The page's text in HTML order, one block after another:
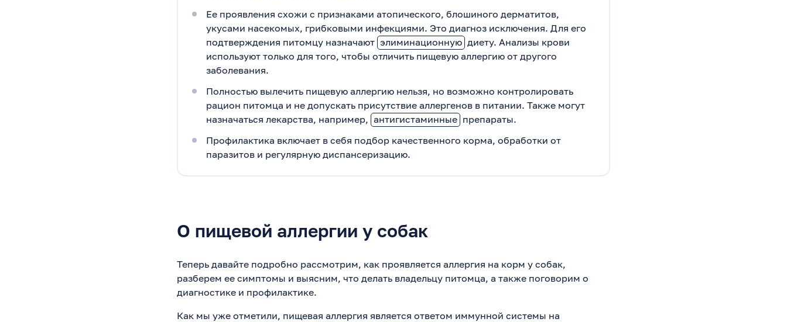
Ее проявления схожи с признаками атопического, блошиного дерматитов,
укусами насекомых, грибковыми инфекциями. Это диагноз исключения. Для его
подтверждения питомцу назначают элиминационную диету. Анализы крови
используют только для того, чтобы отличить пищевую аллергию от другого
заболевания.
Полностью вылечить пищевую аллергию нельзя, но возможно контролировать
рацион питомца и не допускать присутствие аллергенов в питании. Также могут
назначаться лекарства, например, антигистаминные препараты.
Профилактика включает в себя подбор качественного корма, обработки от
паразитов и регулярную диспансеризацию.
О пищевой аллергии у собак
Теперь давайте подробно рассмотрим, как проявляется аллергия на корм у собак,
разберем ее симптомы и выясним, что делать владельцу питомца, а также поговорим о
диагностике и профилактике.
Как мы уже отметили, пищевая аллергия является ответом иммунной системы на